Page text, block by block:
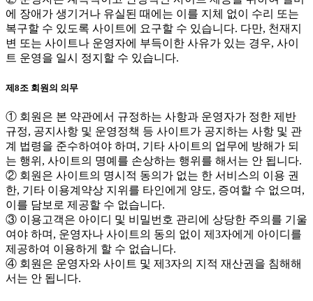
에 장애가 생기거나 유실된 때에는 이를 지체 없이 수리 또는
복구할 수 있도록 사이트에 요구할 수 있습니다. 다만, 천재지
변 또는 사이트나 운영자에 부득이한 사유가 있는 경우, 사이
트 운영을 일시 정지할 수 있습니다.
제8조 회원의 의무
① 회원은 본 약관에서 규정하는 사항과 운영자가 정한 제반
규정, 공지사항 및 운영정책 등 사이트가 공지하는 사항 및 관
계 법령을 준수하여야 하며, 기타 사이트의 업무에 방해가 되
는 행위, 사이트의 명예를 손상하는 행위를 해서는 안 됩니다.
② 회원은 사이트의 명시적 동의가 없는 한 서비스의 이용 권
한, 기타 이용계약상 지위를 타인에게 양도, 증여할 수 없으며,
이를 담보로 제공할 수 없습니다.
③ 이용고객은 아이디 및 비밀번호 관리에 상당한 주의를 기울
여야 하며, 운영자나 사이트의 동의 없이 제3자에게 아이디를
제공하여 이용하게 할 수 없습니다.
④ 회원은 운영자와 사이트 및 제3자의 지적 재산권을 침해해
서는 안 됩니다.